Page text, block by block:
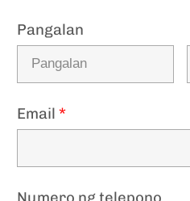
Pangalan
Email*